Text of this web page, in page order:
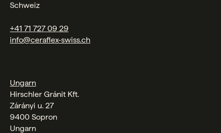
Schweiz
+41 71 727 09 29
info@ceraflex-swiss.ch
Ungarn
Hirschler Gránit Kft.
Zárányi u. 27
9400 Sopron
Ungarn